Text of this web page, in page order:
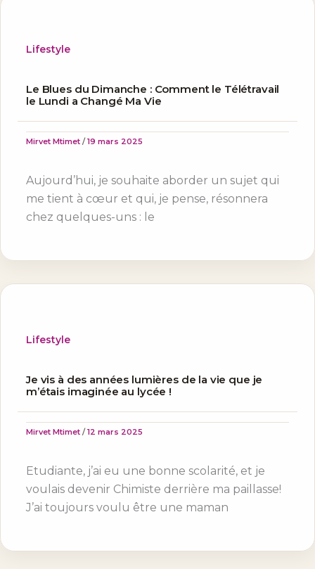
Lifestyle
Le Blues du Dimanche : Comment le Télétravail
le Lundi a Changé Ma Vie
Mirvet Mtimet /19 mars 2025
Aujourd’hui, je souhaite aborder un sujet qui
me tient à cœur et qui, je pense, résonnera
chez quelques-uns : le
Lifestyle
Je vis à des années lumières de la vie que je
m’étais imaginée au lycée !
Mirvet Mtimet /12 mars 2025
Etudiante, j’ai eu une bonne scolarité, et je
voulais devenir Chimiste derrière ma paillasse!
J’ai toujours voulu être une maman